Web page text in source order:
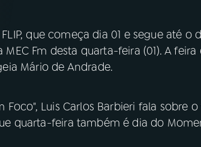
que começa dia 01 e segue até o
Fm desta quarta-feira (01). A feira
Mário de Andrade.
Foco", Luis Carlos Barbieri fala sobre
quarta-feira também é dia do